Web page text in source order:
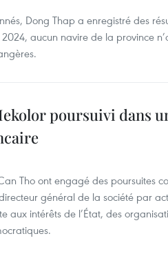
Dong Thap a enregistré des
aucun navire de la province
poursuivi dans
Tho ont engagé des poursuites
général de la société par
aux intérêts de l’État, des